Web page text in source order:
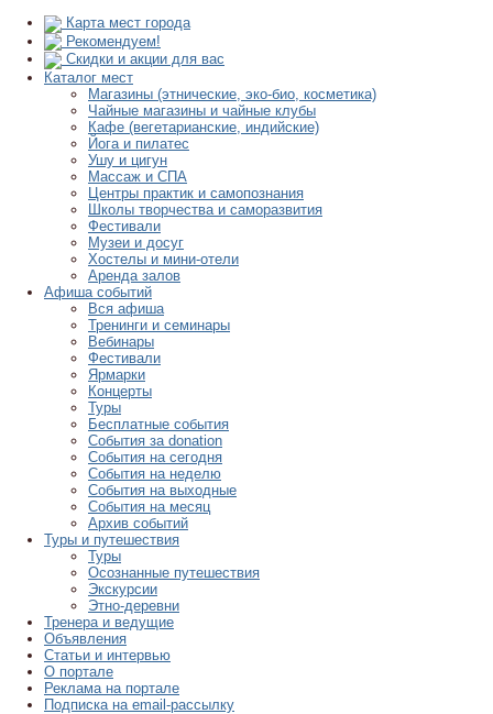
Карта мест города
Рекомендуем!
Скидки и акции для вас
Каталог мест
Магазины (этнические, эко-био, косметика)
Чайные магазины и чайные клубы
Кафе (вегетарианские, индийские)
Йога и пилатес
Ушу и цигун
Массаж и СПА
Центры практик и самопознания
Школы творчества и саморазвития
Фестивали
Музеи и досуг
Хостелы и мини-отели
Аренда залов
Афиша событий
Вся афиша
Тренинги и семинары
Вебинары
Фестивали
Ярмарки
Концерты
Туры
Бесплатные события
События за donation
События на сегодня
События на неделю
События на выходные
События на месяц
Архив событий
Туры и путешествия
Туры
Осознанные путешествия
Экскурсии
Этно-деревни
Тренера и ведущие
Объявления
Статьи и интервью
О портале
Реклама на портале
Подписка на email-рассылку